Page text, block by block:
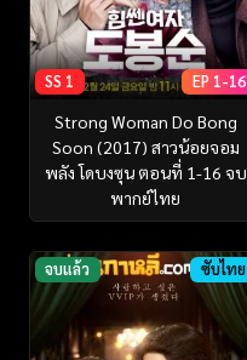
SS 1 EP 1-16
Strong Woman Do Bong
Soon (2017) สาวน้อยจอม
พลัง โดบงซุน ตอนที่ 1-16 จบ
พากย์ไทย
จบแล้ว ซับไทย